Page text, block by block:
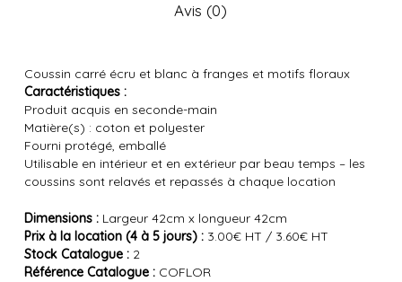
Avis (0)
Coussin carré écru et blanc à franges et motifs floraux
Caractéristiques :
Produit acquis en seconde-main
Matière(s) : coton et polyester
Fourni protégé, emballé
Utilisable en intérieur et en extérieur par beau temps – les
coussins sont relavés et repassés à chaque location
Dimensions :Largeur 42cm x longueur 42cm
Prix à la location (4 à 5 jours) :3.00€ HT / 3.60€ HT
Stock Catalogue :2
Référence Catalogue :COFLOR